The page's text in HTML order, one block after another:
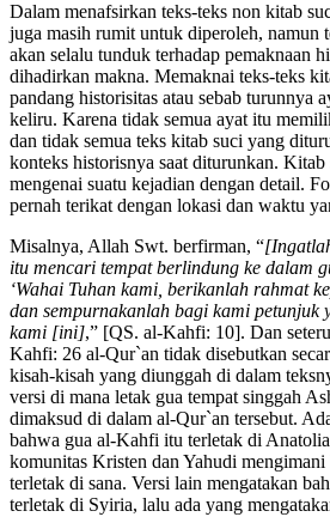
Dalam menafsirkan teks-teks non kitab
juga masih rumit untuk diperoleh, namun
akan selalu tunduk terhadap pemaknaan
dihadirkan makna. Memaknai teks-teks
pandang historisitas atau sebab turunnya
keliru. Karena tidak semua ayat itu
dan tidak semua teks kitab suci yang
konteks historisnya saat diturunkan.
mengenai suatu kejadian dengan detail.
pernah terikat dengan lokasi dan waktu
Misalnya, Allah Swt. berfirman, “
itu mencari tempat berlindung ke dalam
‘Wahai Tuhan kami, berikanlah rahmat
dan sempurnakanlah bagi kami petunjuk
kami [ini],” [QS. al-Kahfi: 10]. Dan
Kahfi: 26 al-Qur`an tidak disebutkan
kisah-kisah yang diunggah di dalam
versi di mana letak gua tempat singgah
dimaksud di dalam al-Qur`an tersebut.
bahwa gua al-Kahfi itu terletak di
komunitas Kristen dan Yahudi
terletak di sana. Versi lain mengatakan
terletak di Syiria, lalu ada yang